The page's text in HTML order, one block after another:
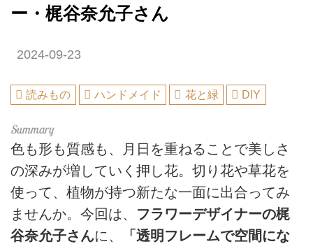
ー・梶谷奈允子さん
2024-09-23
読みもの ハンドメイド 花と緑 DIY
色も形も質感も、月日を重ねることで美しさ
の深みが増していく押し花。切り花や草花を
使って、植物が持つ新たな一面に出合ってみ
ませんか。今回は、 フラワーデザイナーの梶
谷奈允子さんに、
「透明フレームで空間にな